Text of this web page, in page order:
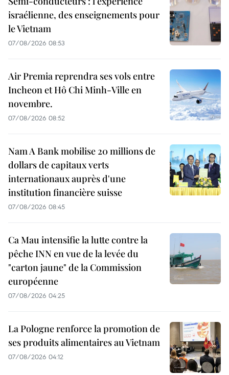
israélienne, des enseignements pour
le Vietnam
07/08/2026 08:53
Air Premia reprendra ses vols entre
Incheon et Hô Chi Minh-Ville en
novembre.
07/08/2026 08:52
Nam A Bank mobilise 20 millions de
dollars de capitaux verts
internationaux auprès d'une
institution financière suisse
07/08/2026 08:45
Ca Mau intensifie la lutte contre la
pêche INN en vue de la levée du
"carton jaune" de la Commission
européenne
07/08/2026 04:25
La Pologne renforce la promotion de
ses produits alimentaires au Vietnam
07/08/2026 04:12